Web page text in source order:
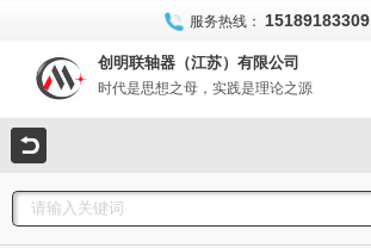
服务热线： 15189183309
创明联轴器（江苏）有限公司
时代是思想之母，实践是理论之源